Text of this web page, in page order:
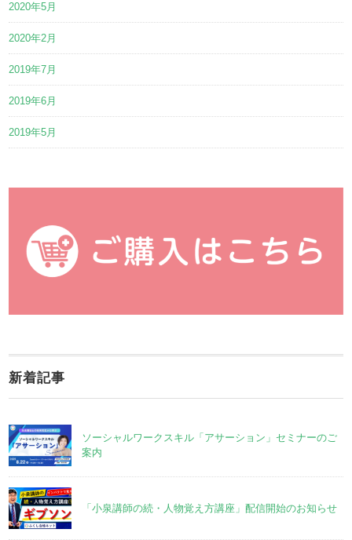
2020年5月
2020年2月
2019年7月
2019年6月
2019年5月
新着記事
ソーシャルワークスキル「アサーション」セミナーのご
案内
「小泉講師の続・人物覚え方講座」配信開始のお知らせ